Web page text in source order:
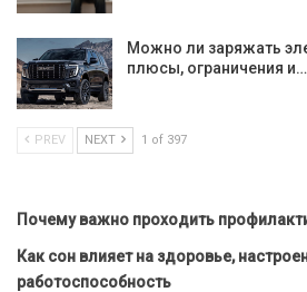
Можно ли заряжать
плюсы, ограничения и…
PREV NEXT 1 of 397
Почему важно проходить
Как сон влияет на здоровье,
работоспособность